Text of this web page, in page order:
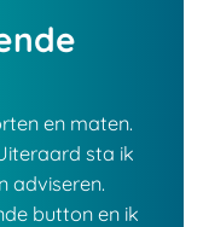
en maten.
sta ik
adviseren.
button en ik